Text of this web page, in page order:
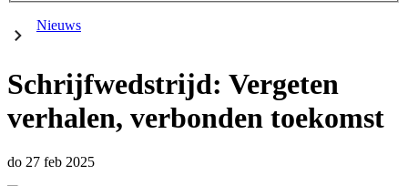
Nieuws
Schrijfwedstrijd: Vergeten
verhalen, verbonden toekomst
do 27 feb 2025